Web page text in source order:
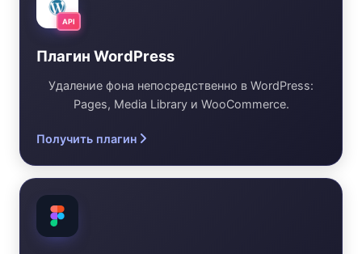
API
Плагин WordPress
Удаление фона непосредственно в WordPress:
Pages, Media Library и WooCommerce.
Получить плагин